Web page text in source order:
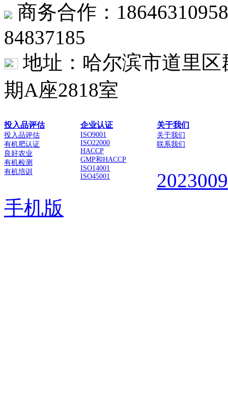
商务合作：
84837185
地址：哈尔滨市道里
期A座2818室
投入品评估
投入品评估
有机肥认证
良好农业
有机检测
有机培训
企业认证
ISO9001
ISO22000
HACCP
GMP和HACCP
ISO14001
ISO45001
关于我们
关于我们
联系我们
手机版